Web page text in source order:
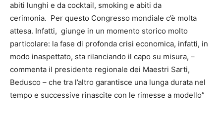
abiti lunghi e da cocktail, smoking e abiti da
cerimonia. Per questo Congresso mondiale c’è molta
attesa. Infatti, giunge in un momento storico molto
particolare: la fase di profonda crisi economica, infatti, in
modo inaspettato, sta rilanciando il capo su misura, –
commenta il presidente regionale dei Maestri Sarti,
Bedusco – che tra l’altro garantisce una lunga durata nel
tempo e successive rinascite con le rimesse a modello”